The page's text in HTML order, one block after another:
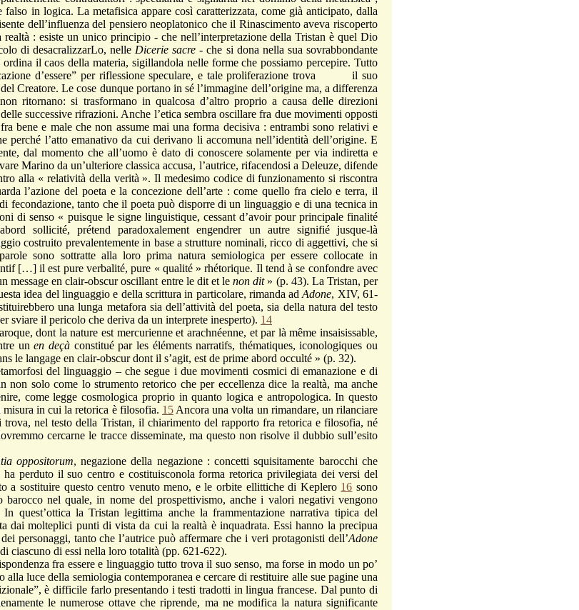
in logica. La metafisica appare così caratterizzata, come già anticipato, dalla
dell’influenza del pensiero neoplatonico che il Rinascimento aveva riscoperto
: esiste un unico principio - che nell’interpretazione della Tristan è quel Dio
di desacralizzarLo, nelle Dicerie sacre - che si dona nella sua sovrabbondante
ordina il caos della materia, sigillandola nelle forme che possiamo percepire. Tutto
d’essere” per riflessione speculare, e tale proliferazione trova il suo
Creatore. Le cose dunque portano in sé l’immagine dell’origine ma, a differenza
ritornano: si trasformano in qualcosa d’altro proprio a causa delle direzioni
successive rifrazioni. Anche l’etica sembra oscillare fra due movimenti opposti
bene e male che non assume mai una forma decisiva : entrambi sono relativi e
perché l’atto emanativo da cui derivano li accomuna nell’identità dell’origine. E
dal momento che all’uomo è dato di conoscere solamente per via indiretta e
Marino da un’ulteriore classica accusa, l’autrice, rifacendosi a Deleuze, difende
alla « relatività della verità ». Il medesimo codice di funzionamento si riscontra
l’azione del poeta e la concezione dell’arte : come quello fra cielo e terra, il
fecondazione, tanto che il poeta può disporre di un linguaggio e di una tecnica in
di senso « puisque le signe linguistique, cessant d’avoir pour principale finalité
sollicité, prétend paradoxalement engendrer un autre signifié jusque-là
costruito prevalentemente in base a strutture nominali, ricco di aggettivi, che si
sono sottratte alla loro prima natura semiologica per essere collocate in
[…] il est pure verbalité, pure « qualité » rhétorique. Il tend à se confondre avec
message en clair-obscur oscillant entre le dit et lenon dit» (p. 43). La Tristan, per
idea del linguaggio e della scrittura in particolare, rimanda adAdone, XIV, 61-
una lunga metafora sia dell’attività del poeta, sia della natura del testo
sviare il pericolo che deriva da un interprete inesperto). 14
dont la nature est mercurienne et arachnéenne, et par là même insaisissable,
unen deçà constitué par les éléments narratifs, thématiques, iconologiques ou
le langage en clair-obscur dont il s’agit, est de prime abord occulté » (p. 32).
del linguaggio – che segue i due movimenti cosmici di emanazione e di
non solo come lo strumento retorico che per eccellenza dice la realtà, ma anche
come legge cosmologica proprio in quanto logica e antropologica. In questo
in cui la retorica è filosofia. 15Ancora una volta un rimandare, un rilanciare
trova, nel testo della Tristan, il chiarimento del rapporto fra retorica e filosofia, né
cercarne le tracce disseminate, ma questo non risolve il dubbio sull’esito
oppositorum, negazione della negazione : concetti squisitamente barocchi che
perduto il suo centro e costituisconola forma retorica privilegiata dei versi del
a sostituire questo centro venuto meno, e le orbite ellittiche di Keplero 16 sono
barocco nel quale, in nome del prospettivismo, anche i valori negativi vengono
quest’ottica la Tristan legittima anche la frammentazione narrativa tipica del
dai molteplici punti di vista da cui la realtà è inquadrata. Essi hanno la precipua
personaggi, tanto che l’autrice può affermare che i veri protagonisti dell’Adone
ciascuno di essi nella loro totalità (pp. 621-622).
fra essere e linguaggio tutto trova il suo senso, ma forse in modo un po’
luce della semiologia contemporanea e cercare di restituire alle sue pagine una
è difficile farlo presentando i testi tradotti in lingua francese. Dal punto di
le numerose ottave che riprende, ma ne modifica la natura significante